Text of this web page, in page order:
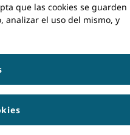
podría ser
compra, Director Ejecutivo
Comunicaciones del Grupo y
que las cookies se guarden
analizar el uso del mismo, y